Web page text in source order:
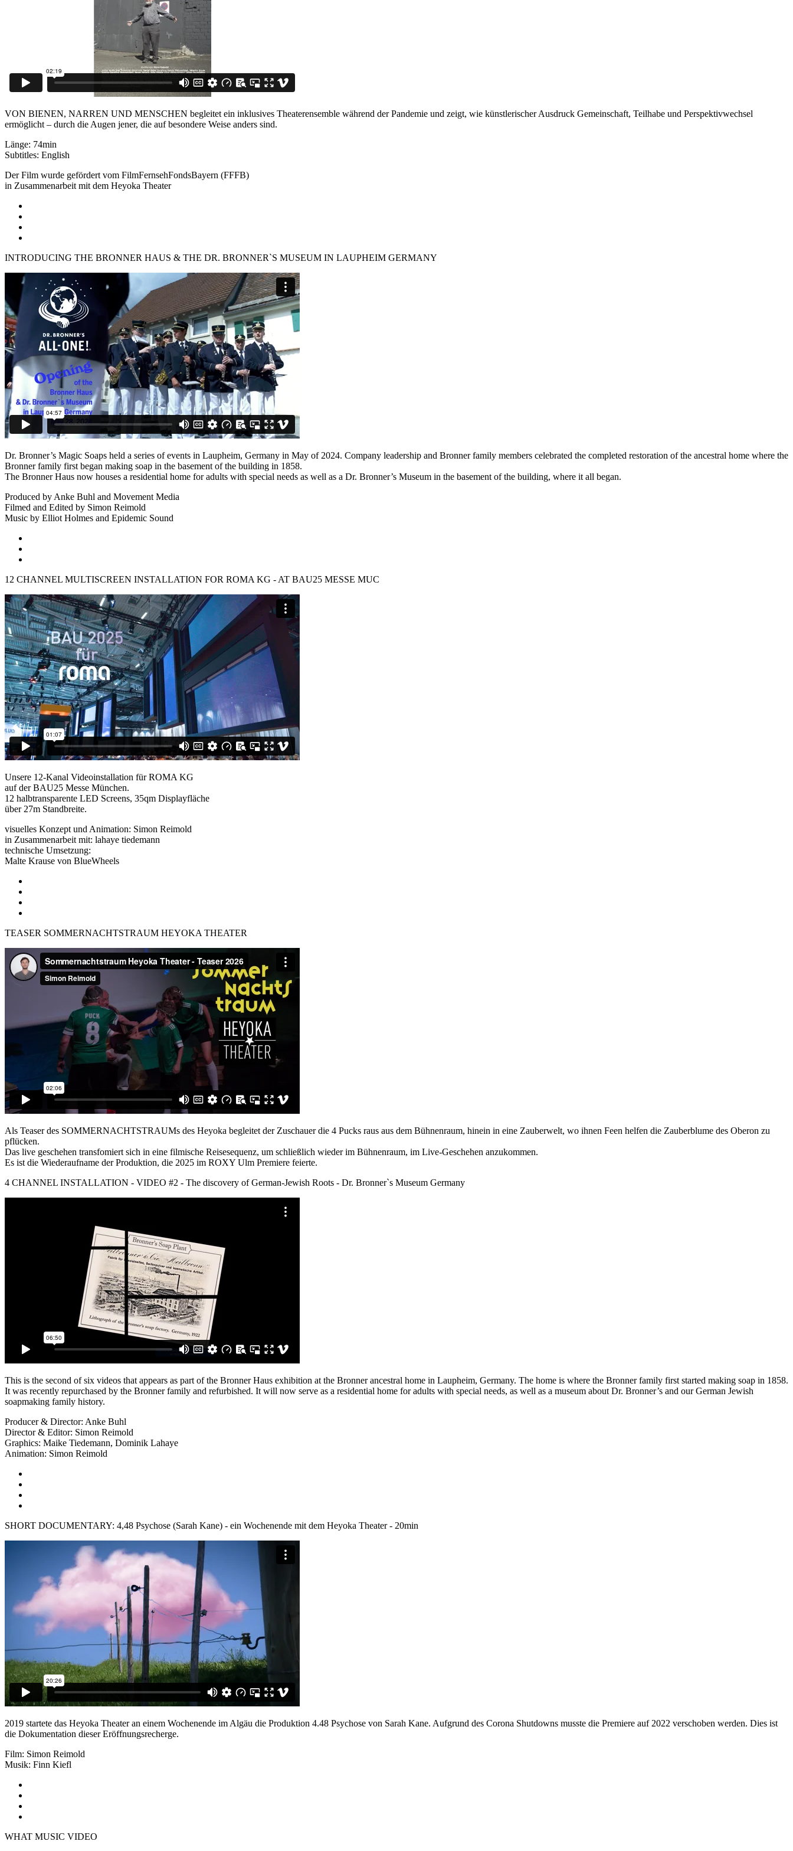
VON BIENEN, NARREN UND MENSCHEN begleitet ein inklusives Theaterensemble während der Pandemie und zeigt, wie künstlerischer Ausdruck Gemeinschaft, Teilhabe und Perspektivwechsel
ermöglicht – durch die Augen jener, die auf besondere Weise anders sind.
Länge: 74min
Subtitles: English
Der Film wurde gefördert vom FilmFernsehFondsBayern (FFFB)
in Zusammenarbeit mit dem Heyoka Theater
INTRODUCING THE BRONNER HAUS & THE DR. BRONNER`S MUSEUM IN LAUPHEIM GERMANY
Dr. Bronner’s Magic Soaps held a series of events in Laupheim, Germany in May of 2024. Company leadership and Bronner family members celebrated the completed restoration of the ancestral home where the
Bronner family first began making soap in the basement of the building in 1858.
The Bronner Haus now houses a residential home for adults with special needs as well as a Dr. Bronner’s Museum in the basement of the building, where it all began.
Produced by Anke Buhl and Movement Media
Filmed and Edited by Simon Reimold
Music by Elliot Holmes and Epidemic Sound
12 CHANNEL MULTISCREEN INSTALLATION FOR ROMA KG - AT BAU25 MESSE MUC
Unsere 12-Kanal Videoinstallation für ROMA KG
auf der BAU25 Messe München.
12 halbtransparente LED Screens, 35qm Displayfläche
über 27m Standbreite.
visuelles Konzept und Animation: Simon Reimold
in Zusammenarbeit mit: lahaye tiedemann
technische Umsetzung:
Malte Krause von BlueWheels
TEASER SOMMERNACHTSTRAUM HEYOKA THEATER
Als Teaser des SOMMERNACHTSTRAUMs des Heyoka begleitet der Zuschauer die 4 Pucks raus aus dem Bühnenraum, hinein in eine Zauberwelt, wo ihnen Feen helfen die Zauberblume des Oberon zu
pflücken.
Das live geschehen transfomiert sich in eine filmische Reisesequenz, um schließlich wieder im Bühnenraum, im Live-Geschehen anzukommen.
Es ist die Wiederaufname der Produktion, die 2025 im ROXY Ulm Premiere feierte.
4 CHANNEL INSTALLATION - VIDEO #2 - The discovery of German-Jewish Roots - Dr. Bronner`s Museum Germany
This is the second of six videos that appears as part of the Bronner Haus exhibition at the Bronner ancestral home in Laupheim, Germany. The home is where the Bronner family first started making soap in 1858.
It was recently repurchased by the Bronner family and refurbished. It will now serve as a residential home for adults with special needs, as well as a museum about Dr. Bronner’s and our German Jewish
soapmaking family history.
Producer & Director: Anke Buhl
Director & Editor: Simon Reimold
Graphics: Maike Tiedemann, Dominik Lahaye
Animation: Simon Reimold
SHORT DOCUMENTARY: 4,48 Psychose (Sarah Kane) - ein Wochenende mit dem Heyoka Theater - 20min
2019 startete das Heyoka Theater an einem Wochenende im Algäu die Produktion 4.48 Psychose von Sarah Kane. Aufgrund des Corona Shutdowns musste die Premiere auf 2022 verschoben werden. Dies ist
die Dokumentation dieser Eröffnungsrecherge.
Film: Simon Reimold
Musik: Finn Kiefl
WHAT MUSIC VIDEO